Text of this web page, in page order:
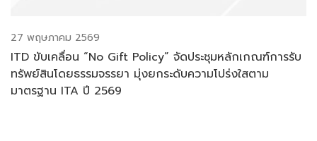
27 พฤษภาคม 2569
ITD ขับเคลื่อน “No Gift Policy” จัดประชุมหลักเกณฑ์การรับ
ทรัพย์สินโดยธรรมจรรยา มุ่งยกระดับความโปร่งใสตาม
มาตรฐาน ITA ปี 2569